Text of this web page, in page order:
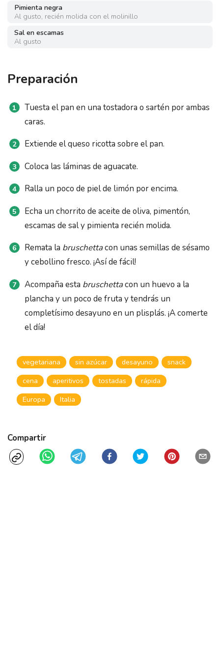
Pimienta negra
Al gusto, recién molida con el molinillo
Sal en escamas
Al gusto
Preparación
Tuesta el pan en una tostadora o sartén por ambas
caras.
Extiende el queso ricotta sobre el pan.
Coloca las láminas de aguacate.
Ralla un poco de piel de limón por encima.
Echa un chorrito de aceite de oliva, pimentón,
escamas de sal y pimienta recién molida.
Remata la bruschettacon unas semillas de sésamo
y cebollino fresco. ¡Así de fácil!
Acompaña esta bruschettacon un huevo a la
plancha y un poco de fruta y tendrás un
completísimo desayuno en un plisplás. ¡A comerte
el día!
vegetariana sin azúcar desayuno
snack
cena
aperitivos tostadas
rápida
Europa
Italia
Compartir